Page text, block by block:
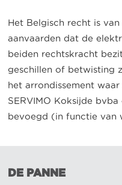
Het Belgisch recht is
aanvaarden dat de
beiden rechtskracht
geschillen of betwisting
het arrondissement
SERVIMO Koksijde
bevoegd (in functie van
DE PANNE